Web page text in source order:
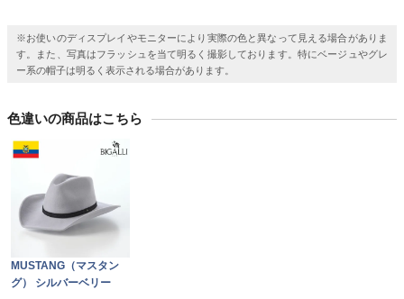
※お使いのディスプレイやモニターにより実際の色と異なって見える場合がありま
す。また、写真はフラッシュを当て明るく撮影しております。特にベージュやグレ
ー系の帽子は明るく表示される場合があります。
色違いの商品はこちら
MUSTANG（マスタン
グ） シルバーベリー